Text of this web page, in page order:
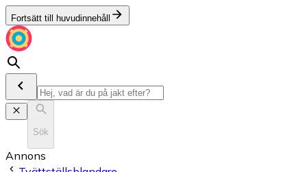
Fortsätt till huvudinnehåll
Sök
Annons